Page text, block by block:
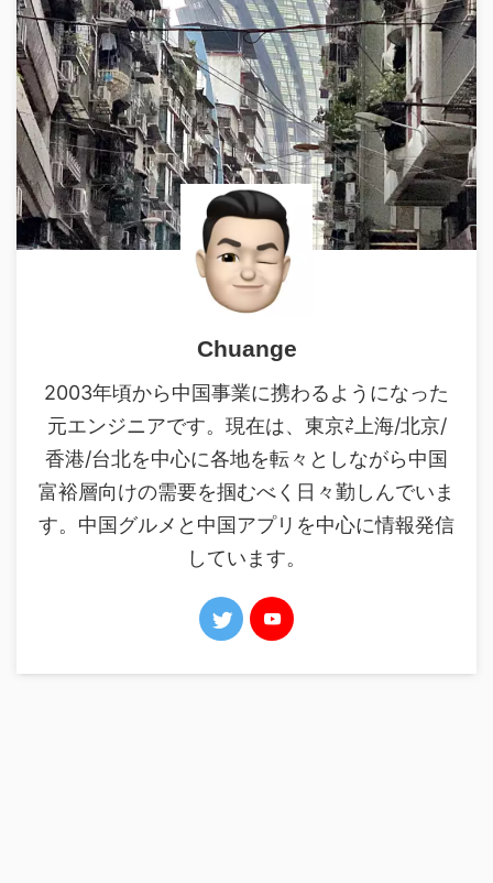
Chuange
2003年頃から中国事業に携わるようになった
元エンジニアです。現在は、東京⇄上海/北京/
香港/台北を中心に各地を転々としながら中国
富裕層向けの需要を掴むべく日々勤しんでいま
す。中国グルメと中国アプリを中心に情報発信
しています。